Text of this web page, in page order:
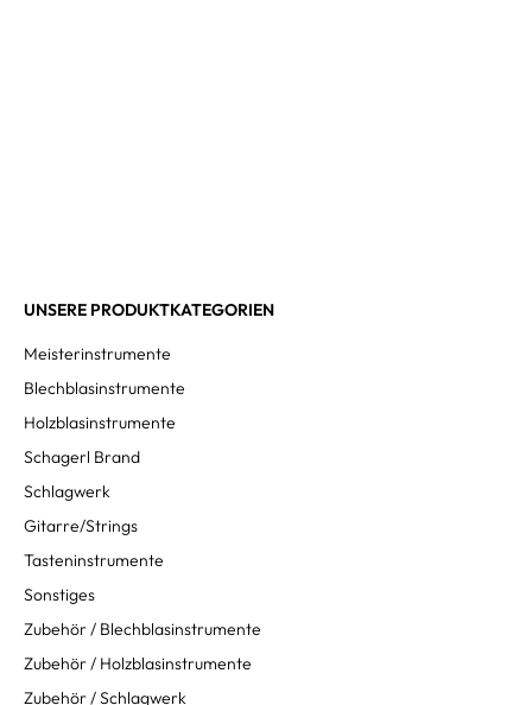
UNSERE PRODUKTKATEGORIEN
Meisterinstrumente
Blechblasinstrumente
Holzblasinstrumente
Schagerl Brand
Schlagwerk
Gitarre/Strings
Tasteninstrumente
Sonstiges
Zubehör / Blechblasinstrumente
Zubehör / Holzblasinstrumente
Zubehör / Schlagwerk